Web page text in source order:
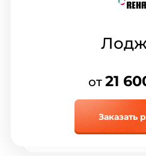
от21
Заказать